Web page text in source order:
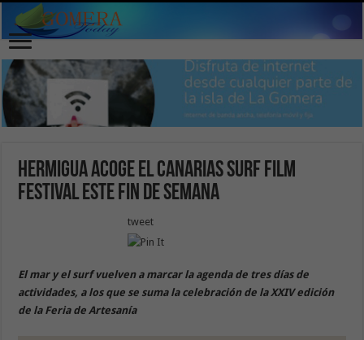
Hermigua acoge el Canarias Surf Film
Festival este fin de semana
tweet
El mar y el surf vuelven a marcar la agenda de tres días de
actividades, a los que se suma la celebración de la XXIV edición
de la Feria de Artesanía